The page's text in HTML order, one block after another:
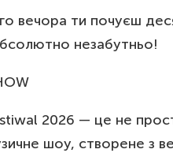
вечора ти почуєш
незабутньо!
2026 — це не
шоу, створене з